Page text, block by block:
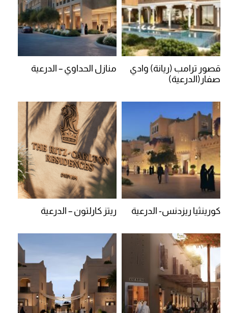
قصور ترامب (ريانة) وادي
صفار(الدرعية)
منازل الحداوي – الدرعية
كورينثيا ريزدنس- الدرعية ريتز كارلتون – الدرعية